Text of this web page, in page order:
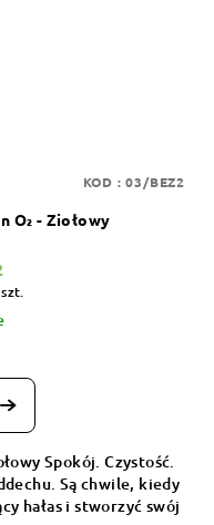
O₂ - Ziołowy
Spokój. Czystość.
Są chwile, kiedy
hałas i stworzyć swój
KOD :03/BEZ2